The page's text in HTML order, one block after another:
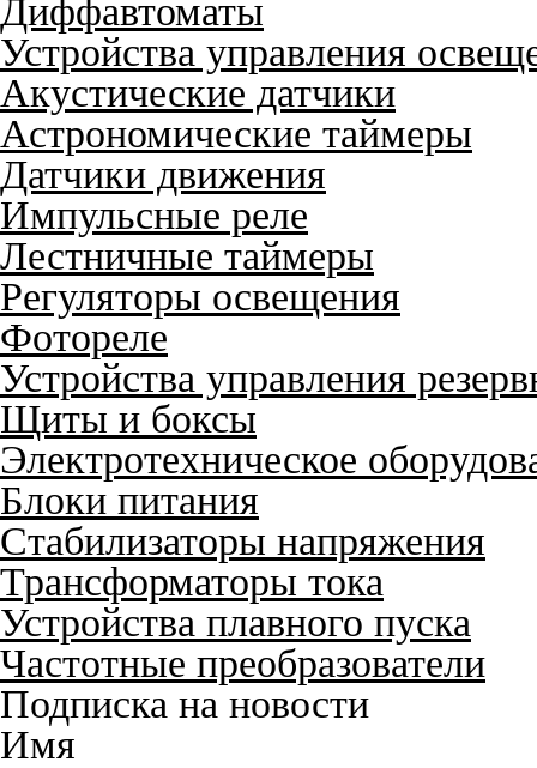
Диффавтоматы
Устройства управления
Акустические датчики
Астрономические таймеры
Датчики движения
Импульсные реле
Лестничные таймеры
Регуляторы освещения
Фотореле
Устройства управления
Щиты и боксы
Электротехническое
Блоки питания
Стабилизаторы напряжения
Трансформаторы тока
Устройства плавного пуска
Частотные преобразователи
Подписка на новости
Имя